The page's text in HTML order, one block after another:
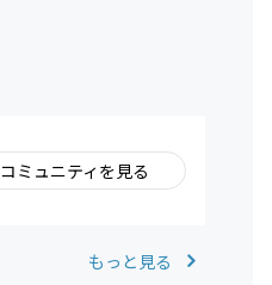
コミュニティを見る
もっと見る